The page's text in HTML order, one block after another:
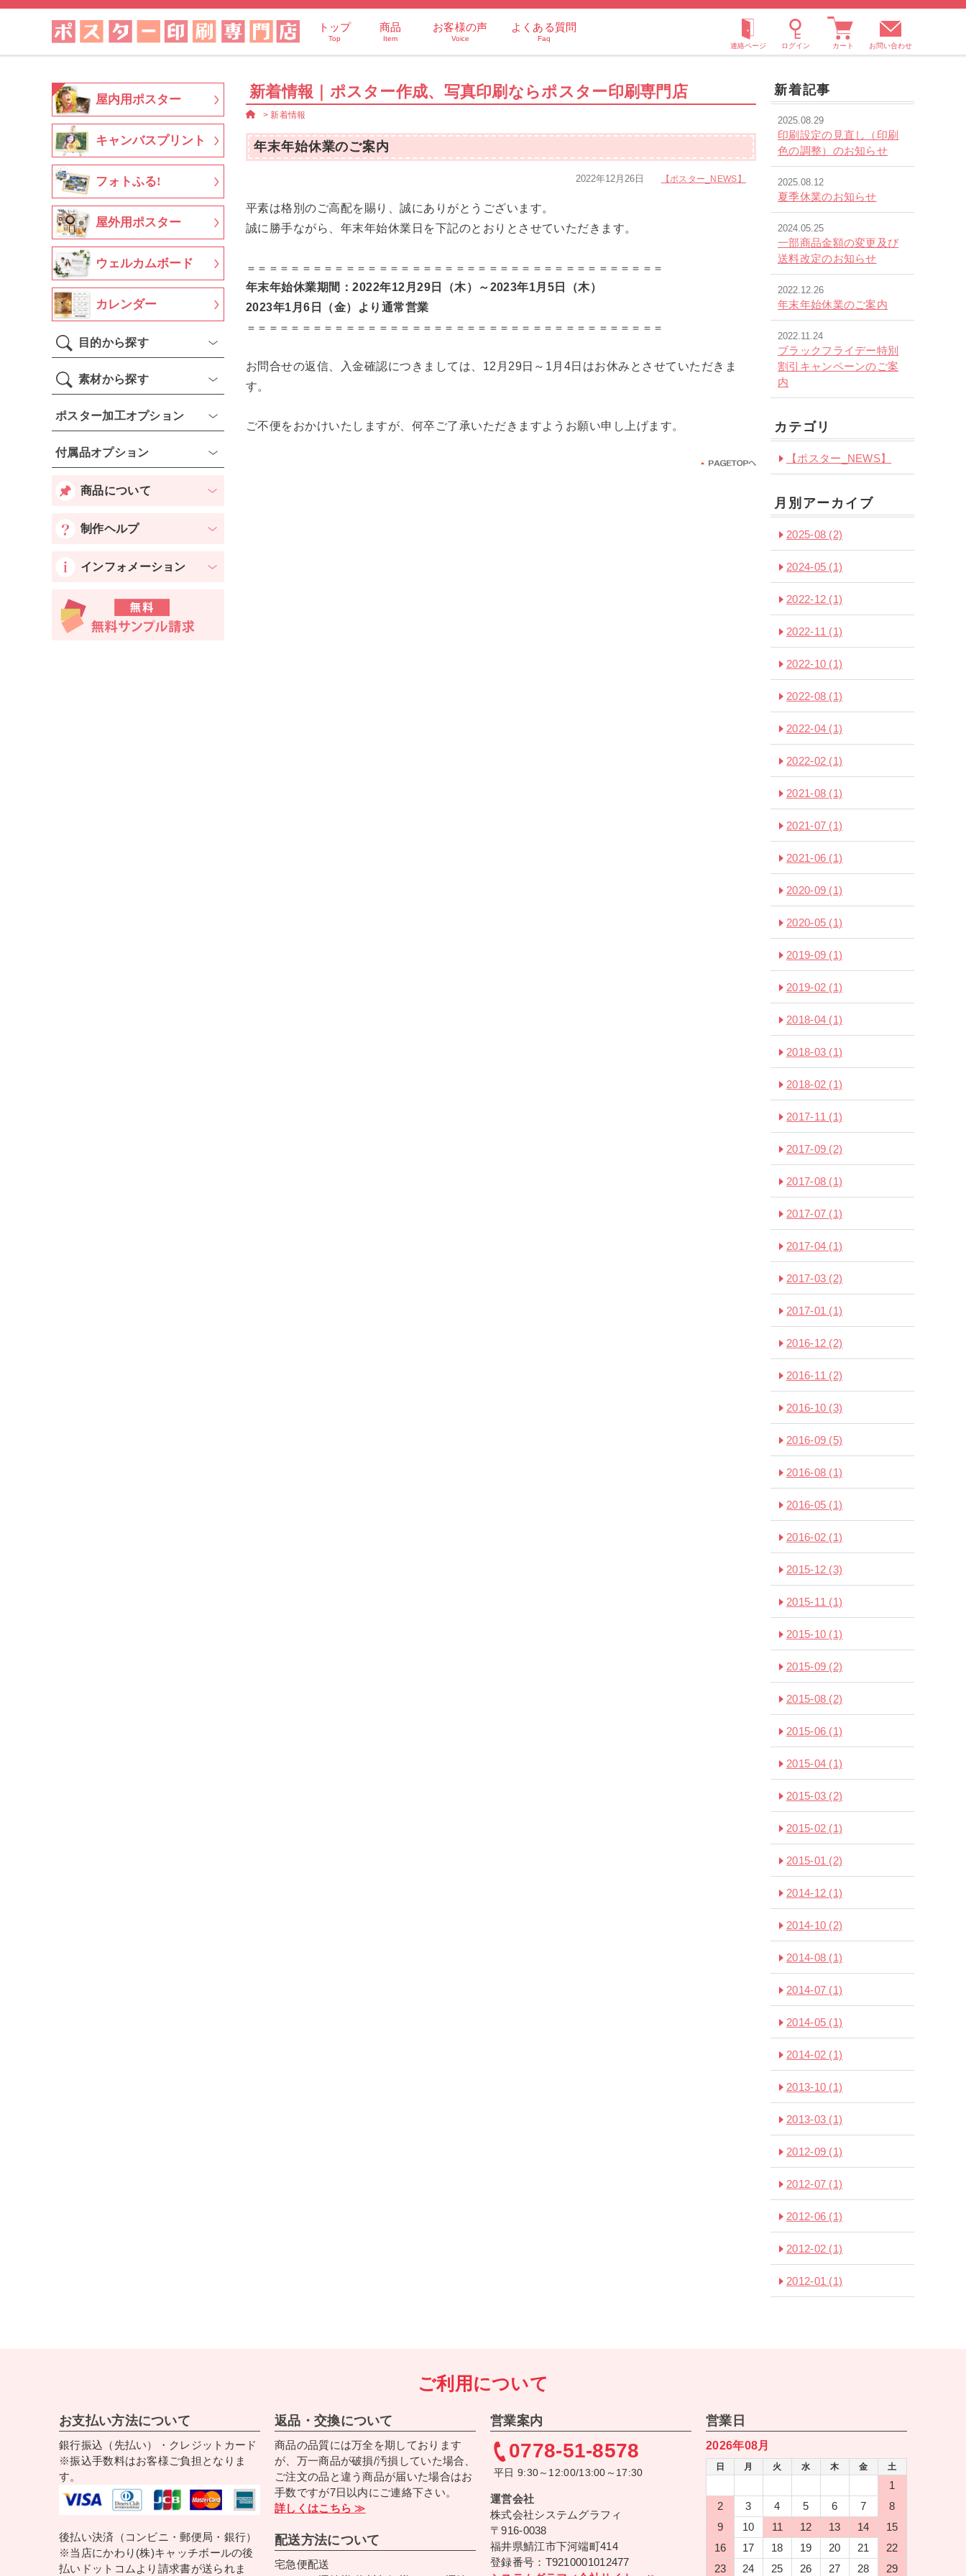
トップ
Top
商品
Item
お客様の声
Voice
よくある質問
Faq
お問い合わせ
新着情報｜ポスター作成、写真印刷ならポスター印刷専門店
> 新着情報
年末年始休業のご案内
2022年12月26日 【ポスター_NEWS】
平素は格別のご高配を賜り、誠にありがとうございます。
誠に勝手ながら、年末年始休業日を下記のとおりとさせていただきます。
＝＝＝＝＝＝＝＝＝＝＝＝＝＝＝＝＝＝＝＝＝＝＝＝＝＝＝＝＝＝＝＝＝＝＝＝＝＝
年末年始休業期間：2022年12月29日（木）～2023年1月5日（木）
2023年1月6日（金）より通常営業
​＝＝＝＝＝＝＝＝＝＝＝＝＝＝＝＝＝＝＝＝＝＝＝＝＝＝＝＝＝＝＝＝＝＝＝＝＝＝
お問合せの返信、入金確認につきましては、12月29日～1月4日はお休みとさせていただきま
す。
ご不便をおかけいたしますが、何卒ご了承いただきますようお願い申し上げます。
新着記事
2025.08.29
印刷設定の見直し（印刷
色の調整）のお知らせ
2025.08.12
夏季休業のお知らせ
2024.05.25
一部商品金額の変更及び
送料改定のお知らせ
2022.12.26
年末年始休業のご案内
2022.11.24
ブラックフライデー特別
割引キャンペーンのご案
内
カテゴリ
【ポスター_NEWS】
月別アーカイブ
2025-08 (2)
2024-05 (1)
2022-12 (1)
2022-11 (1)
2022-10 (1)
2022-08 (1)
2022-04 (1)
2022-02 (1)
2021-08 (1)
2021-07 (1)
2021-06 (1)
2020-09 (1)
2020-05 (1)
2019-09 (1)
2019-02 (1)
2018-04 (1)
2018-03 (1)
2018-02 (1)
2017-11 (1)
2017-09 (2)
2017-08 (1)
2017-07 (1)
2017-04 (1)
2017-03 (2)
2017-01 (1)
2016-12 (2)
2016-11 (2)
2016-10 (3)
2016-09 (5)
2016-08 (1)
2016-05 (1)
2016-02 (1)
2015-12 (3)
2015-11 (1)
2015-10 (1)
2015-09 (2)
2015-08 (2)
2015-06 (1)
2015-04 (1)
2015-03 (2)
2015-02 (1)
2015-01 (2)
2014-12 (1)
2014-10 (2)
2014-08 (1)
2014-07 (1)
2014-05 (1)
2014-02 (1)
2013-10 (1)
2013-03 (1)
2012-09 (1)
2012-07 (1)
2012-06 (1)
2012-02 (1)
2012-01 (1)
屋内用ポスター
キャンバスプリント
フォトふる!
屋外用ポスター
ウェルカムボード
カレンダー
目的から探す
素材から探す
ポスター加工オプション
付属品オプション
商品について
制作ヘルプ
インフォメーション
ご利用について
お支払い方法について
銀行振込（先払い）・クレジットカード
※振込手数料はお客様ご負担となりま
す。
後払い決済（コンビニ・郵便局・銀行）
※当店にかわり(株)キャッチボールの後
払いドットコムより請求書が送られま
返品・交換について
商品の品質には万全を期しております
が、万一商品が破損/汚損していた場合、
ご注文の品と違う商品が届いた場合はお
手数ですが7日以内にご連絡下さい。
詳しくはこちら ≫
配送方法について
宅急便配送
営業案内
0778-51-8578
平日 9:30～12:00/13:00～17:30
運営会社
株式会社システムグラフィ
〒916-0038
福井県鯖江市下河端町414
登録番号：T9210001012477
営業日
2026年08月
日 月 火 水 木 金 土
1
2
3 4 5 6 7
8
9
10 11 12 13 14
15
16
17 18 19 20 21
22
23
24 25 26 27 28 29